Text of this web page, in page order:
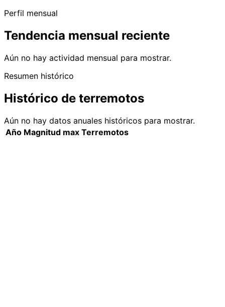
Perfil mensual
Tendencia mensual reciente
Aún no hay actividad mensual para mostrar.
Resumen histórico
Histórico de terremotos
Aún no hay datos anuales históricos para mostrar.
Año Magnitud max Terremotos